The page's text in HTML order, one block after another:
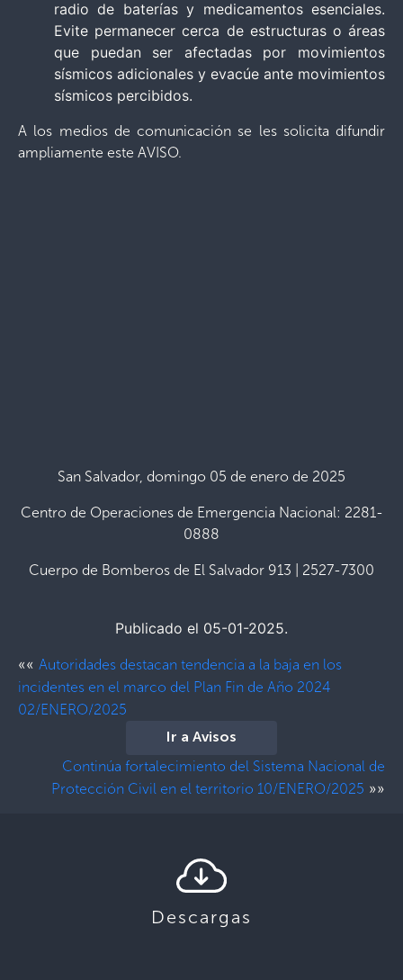
radio de baterías y medicamentos esenciales.
Evite permanecer cerca de estructuras o áreas
que puedan ser afectadas por movimientos
sísmicos adicionales y evacúe ante movimientos
sísmicos percibidos.
A los medios de comunicación se les solicita difundir
ampliamente este AVISO.
San Salvador, domingo 05 de enero de 2025
Centro de Operaciones de Emergencia Nacional: 2281-
0888
Cuerpo de Bomberos de El Salvador 913 | 2527-7300
Publicado el 05-01-2025.
«« Autoridades destacan tendencia a la baja en los
incidentes en el marco del Plan Fin de Año 2024
02/ENERO/2025
Ir a Avisos
Continúa fortalecimiento del Sistema Nacional de
Protección Civil en el territorio 10/ENERO/2025 »»
Descargas